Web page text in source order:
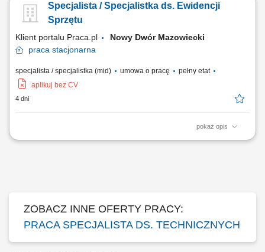
danych sprzętu firmowego. Oznaczanie sprzętu oraz przygotowywanie
dokumentacji fotograficznej. Analiza stanu technicznego zasobów i
Specjalista / Specjalistka ds. Ewidencji
Sprzętu
Klient portalu Praca.pl
Nowy Dwór Mazowiecki
praca stacjonarna
specjalista / specjalistka (mid) umowa o pracę
pełny etat
aplikuj bez CV
4 dni
pokaż opis
organizowanie przepływu sprzętu pomiędzy magazynem i projektami,
ZOBACZ INNE OFERTY PRACY:
PRACA SPECJALISTA DS. TECHNICZNYCH